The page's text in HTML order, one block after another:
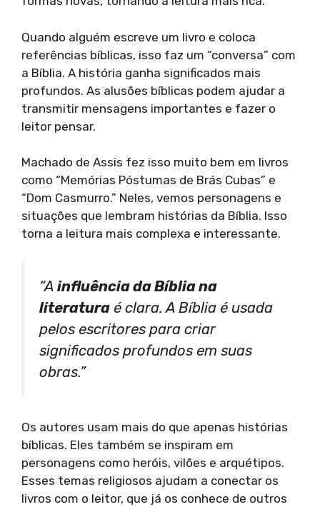
Quando alguém escreve um livro e coloca
referências bíblicas, isso faz um “conversa” com
a Bíblia. A história ganha significados mais
profundos. As alusões bíblicas podem ajudar a
transmitir mensagens importantes e fazer o
leitor pensar.
Machado de Assis fez isso muito bem em livros
como “Memórias Póstumas de Brás Cubas” e
“Dom Casmurro.” Neles, vemos personagens e
situações que lembram histórias da Bíblia. Isso
torna a leitura mais complexa e interessante.
“A influência da Bíblia na
literatura é clara. A Bíblia é usada
pelos escritores para criar
significados profundos em suas
obras.”
Os autores usam mais do que apenas histórias
bíblicas. Eles também se inspiram em
personagens como heróis, vilões e arquétipos.
Esses temas religiosos ajudam a conectar os
livros com o leitor, que já os conhece de outros